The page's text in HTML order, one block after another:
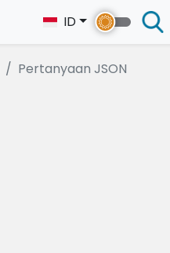
ID
Pertanyaan JSON